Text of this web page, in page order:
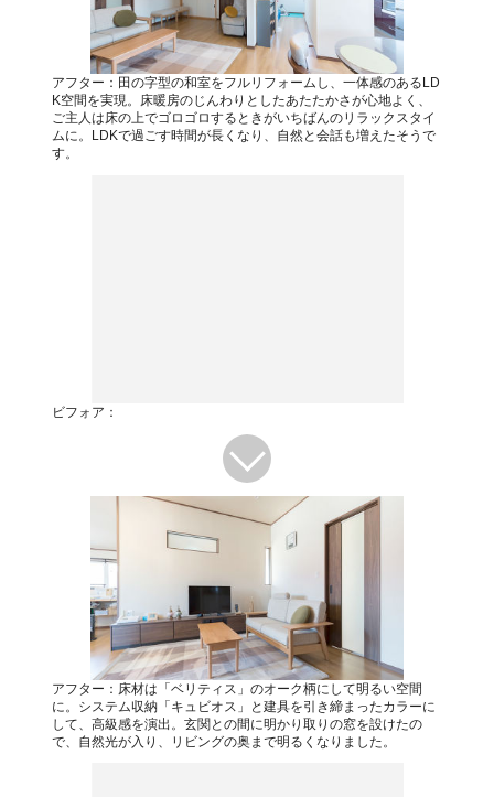
アフター：田の字型の和室をフルリフォームし、一体感のあるLD
K空間を実現。床暖房のじんわりとしたあたたかさが心地よく、
ご主人は床の上でゴロゴロするときがいちばんのリラックスタイ
ムに。LDKで過ごす時間が長くなり、自然と会話も増えたそうで
す。
ビフォア：
アフター：床材は「ベリティス」のオーク柄にして明るい空間
に。システム収納「キュビオス」と建具を引き締まったカラーに
して、高級感を演出。玄関との間に明かり取りの窓を設けたの
で、自然光が入り、リビングの奥まで明るくなりました。